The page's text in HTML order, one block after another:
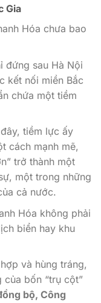
Gia
Hóa chưa bao
đứng sau Hà Nội
kết nối miền Bắc
chứa một tiềm
tiềm lực ấy
cách mạnh mẽ,
trở thành một
một trong những
cả nước.
Hóa không phải
biển hay khu
và hùng tráng,
bốn “trụ cột”
bộ, Công